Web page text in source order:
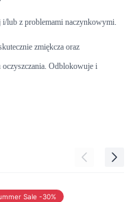
i/lub z problemami naczynkowymi.
zmiękcza oraz
Odblokowuje i
Sale -30%